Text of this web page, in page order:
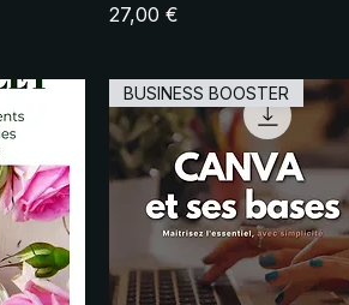
Prix
27,00 €
BUSINESS BOOSTER